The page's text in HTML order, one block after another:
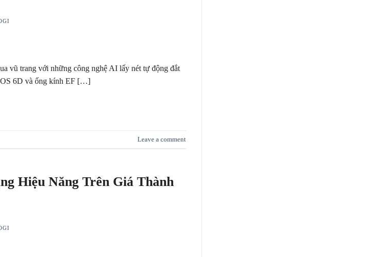
vũ trang với những công nghệ AI lấy nét tự động đắt
6D và ống kính EF […]
Leave a comment
Hiệu Năng Trên Giá Thành